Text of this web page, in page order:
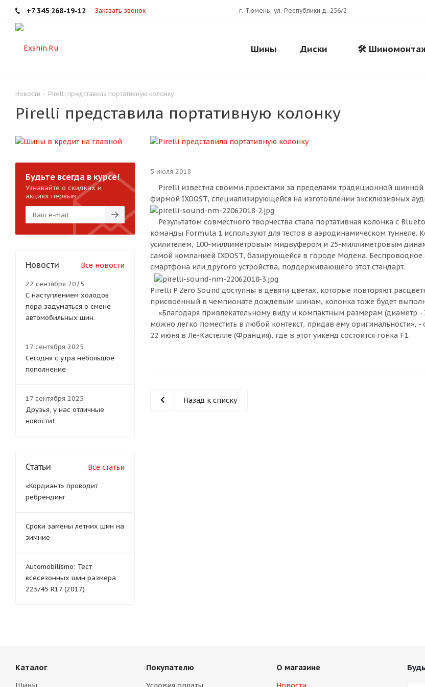
+7 345 268-19-12 Заказать звонок г. Тюмень, ул. Республики д. 256/2
Шины Диски 🛠️
Новости - Pirelli представила портативную колонку
Pirelli представила портативную колонку
5 июля 2018
Pirelli известна своими проектами за пределами традиционной шинной
фирмой IXOOST, специализирующейся на изготовлении эксклюзивных
Результатом совместного творчества стала портативная колонка с
команды Formula 1 используют для тестов в аэродинамическом
усилителем, 100-миллиметровым мидвуфером и 25-миллиметровым
самой компанией IXOOST, базирующейся в городе Модена.
смартфона или другого устройства, поддерживающего этот стандарт.
Pirelli P Zero Sound доступны в девяти цветах, которые повторяют
присвоенный в чемпионате дождевым шинам, колонка тоже будет
«Благодаря привлекательному виду и компактным размерам (диаметр
можно легко поместить в любой контекст, придав ему оригинальности»,
22 июня в Ле-Кастелле (Франция), где в этот уикенд состоится гонка F1.
Назад к списку
Будьте всегда в курсе!
Узнавайте о скидках и
акциях первым
Новости Все новости
22 сентября 2025
С наступлением холодов
пора задуматься о смене
автомобильных шин.
17 сентября 2025
Сегодня с утра небольшое
пополнение
17 сентября 2025
Друзья, у нас отличные
новости!
Статьи Все статьи
«Кордиант» проводит
ребрендинг
Сроки замены летних шин на
зимние
Automobilismo: Тест
всесезонных шин размера
225/45 R17 (2017)
Каталог Покупателю О магазине
График платежей
Сегодня
25%
Добавляйте товарыв корзину